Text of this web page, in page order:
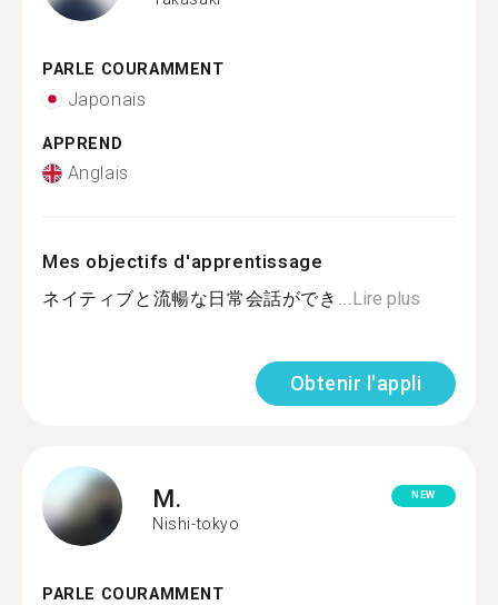
PARLE COURAMMENT
Japonais
APPREND
Anglais
Mes objectifs d'apprentissage
ネイティブと流暢な日常会話ができ...Lire plus
Obtenir l'appli
M.
Nishi-tokyo
NEW
PARLE COURAMMENT